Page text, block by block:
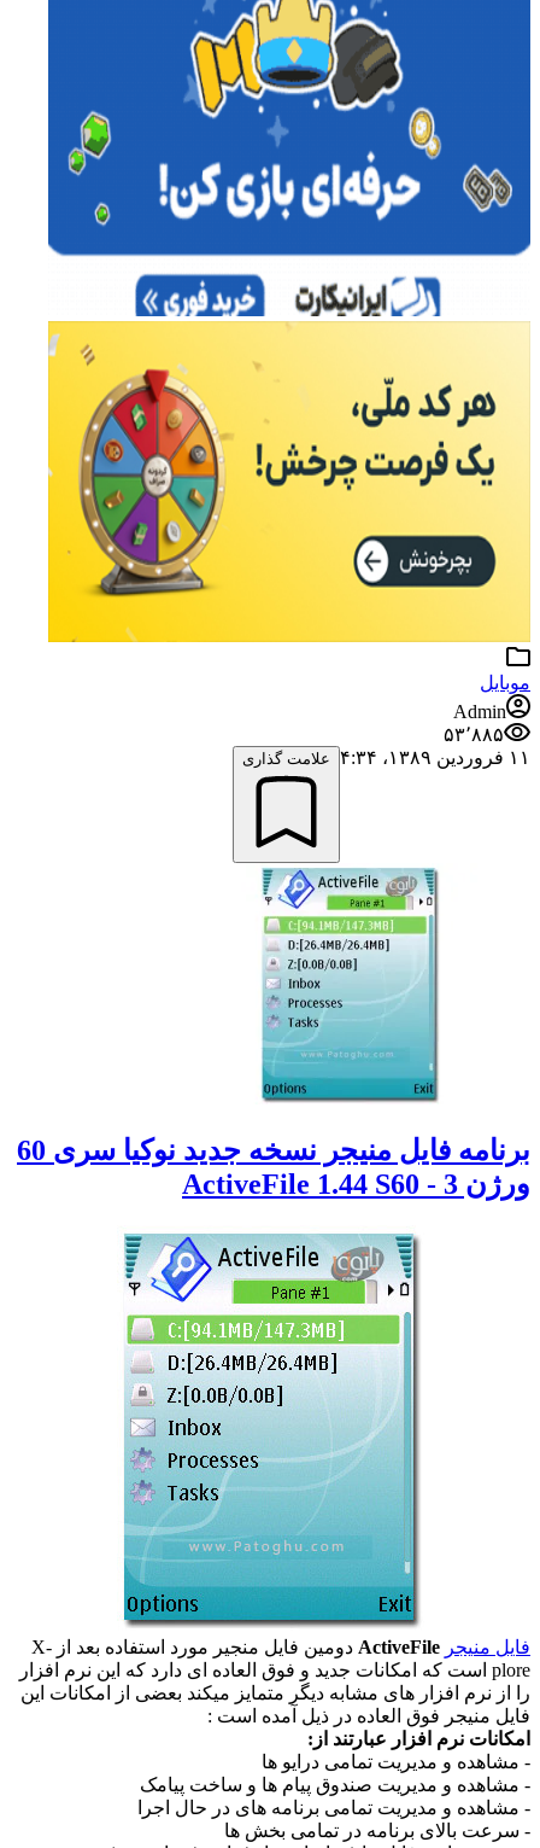
موبایل
Admin
۵۳٬۸۸۵
۱۱ فروردین ۱۳۸۹،‏ ۴:۳۴
علامت گذاری
برنامه فایل منیجر نسخه جدید نوکیا سری 60
ورژن 3 - ActiveFile 1.44 S60
فایل منیجر ActiveFile
دومین فایل منجیر مورد استفاده بعد از X-
plore است که امکانات جدید و فوق العاده ای دارد که این نرم افزار
را از نرم افزار های مشابه دیگر متمایز میکند بعضی از امکانات این
فایل منیجر فوق العاده در ذیل آمده است :
امکانات نرم افزار عبارتند از:
- مشاهده و مدیریت تمامی درایو ها
- مشاهده و مدیریت صندوق پیام ها و ساخت پیامک
- مشاهده و مدیریت تمامی برنامه های در حال اجرا
- سرعت بالای برنامه در تمامی بخش ها